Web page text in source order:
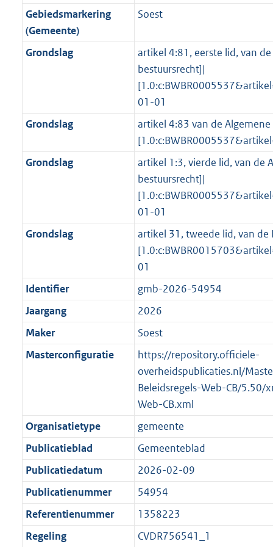
o
m
a
f
r
m
n
o
r
t
i
f
o
a
b
o
t
e
:
3
K
b
t
t
e
3
K
b
Gebiedsmarkering
(Gemeente)
Soest
Grondslag
artikel 4:81, eerste lid, van
bestuursrecht]|
01-01
Grondslag
artikel 4:83 van de
Grondslag
artikel 1:3, vierde lid, van de
bestuursrecht]|
01-01
Grondslag
artikel 31, tweede lid, van de
01
Identifier
gmb-2026-54954
Jaargang
2026
Maker
Soest
Masterconfiguratie
https://repository.officiele-
overheidspublicaties.nl/
Beleidsregels-Web-CB/5.50/
Web-CB.xml
Organisatietype
gemeente
Publicatieblad
Gemeenteblad
Publicatiedatum
2026-02-09
Publicatienummer
54954
Referentienummer
1358223
Regeling
CVDR756541_1